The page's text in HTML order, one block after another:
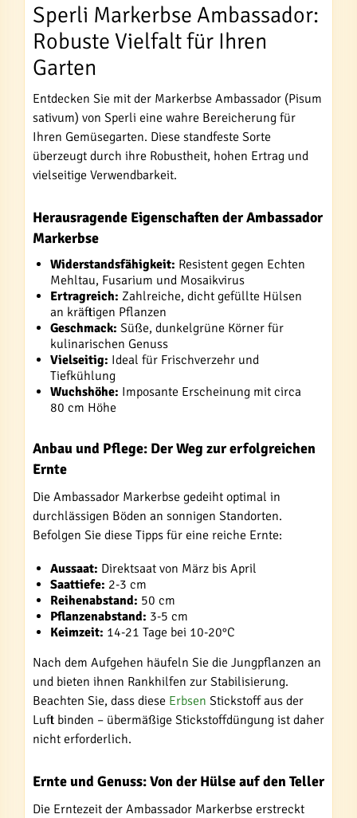
Sperli Markerbse Ambassador:
Robuste Vielfalt für Ihren
Garten
Entdecken Sie mit der Markerbse Ambassador (Pisum
sativum) von Sperli eine wahre Bereicherung für
Ihren Gemüsegarten. Diese standfeste Sorte
überzeugt durch ihre Robustheit, hohen Ertrag und
vielseitige Verwendbarkeit.
Herausragende Eigenschaften der Ambassador
Markerbse
Widerstandsfähigkeit: Resistent gegen Echten
Mehltau, Fusarium und Mosaikvirus
Ertragreich: Zahlreiche, dicht gefüllte Hülsen
an kräftigen Pflanzen
Geschmack: Süße, dunkelgrüne Körner für
kulinarischen Genuss
Vielseitig: Ideal für Frischverzehr und
Tiefkühlung
Wuchshöhe: Imposante Erscheinung mit circa
80 cm Höhe
Anbau und Pflege: Der Weg zur erfolgreichen
Ernte
Die Ambassador Markerbse gedeiht optimal in
durchlässigen Böden an sonnigen Standorten.
Befolgen Sie diese Tipps für eine reiche Ernte:
Aussaat: Direktsaat von März bis April
Saattiefe: 2-3 cm
Reihenabstand: 50 cm
Pflanzenabstand: 3-5 cm
Keimzeit: 14-21 Tage bei 10-20°C
Nach dem Aufgehen häufeln Sie die Jungpflanzen an
und bieten ihnen Rankhilfen zur Stabilisierung.
Beachten Sie, dass diese Erbsen Stickstoff aus der
Luft binden – übermäßige Stickstoffdüngung ist daher
nicht erforderlich.
Ernte und Genuss: Von der Hülse auf den Teller
Die Erntezeit der Ambassador Markerbse erstreckt